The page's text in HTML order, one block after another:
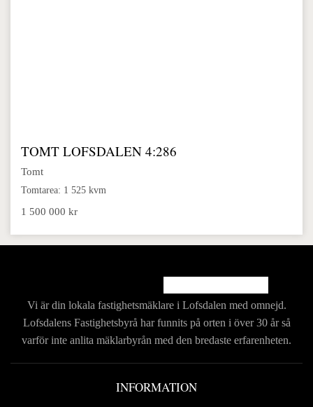
TOMT LOFSDALEN 4:286
Tomt
Tomtarea: 1 525 kvm
1 500 000 kr
Vi är din lokala fastighetsmäklare i Lofsdalen med omnejd.
Lofsdalens Fastighetsbyrå har funnits på orten i över 30 år så
varför inte anlita mäklarbyrån med den bredaste erfarenheten.
INFORMATION